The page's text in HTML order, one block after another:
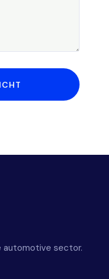
automotive sector.